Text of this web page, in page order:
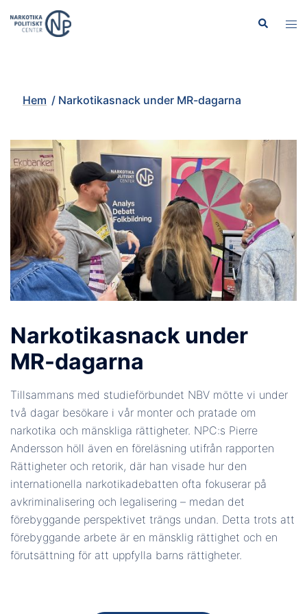
Sök
Slå
Hem / Narkotikasnack under MR-dagarna
Narkotikasnack under
MR-dagarna
Tillsammans med studieförbundet NBV mötte vi under
två dagar besökare i vår monter och pratade om
narkotika och mänskliga rättigheter. NPC:s Pierre
Andersson höll även en föreläsning utifrån rapporten
Rättigheter och retorik, där han visade hur den
internationella narkotikadebatten ofta fokuserar på
avkriminalisering och legalisering – medan det
förebyggande perspektivet trängs undan. Detta trots att
förebyggande arbete är en mänsklig rättighet och en
förutsättning för att uppfylla barns rättigheter.